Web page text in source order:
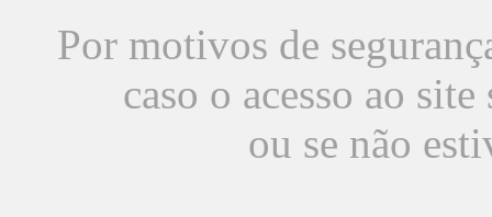
Por motivos de
caso o acesso ao
ou se não